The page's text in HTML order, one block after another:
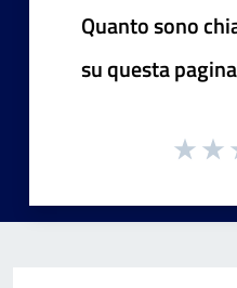
Quanto sono
su questa